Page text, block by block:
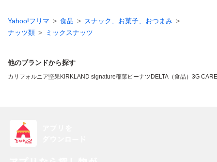
Yahoo!フリマ 食品
スナック、お菓子、おつまみ
ナッツ類
ミックスナッツ
他のブランドから探す
カリフォルニア堅果KIRKLAND signature稲葉ピーナツ DELTA（食品） 3G CARE